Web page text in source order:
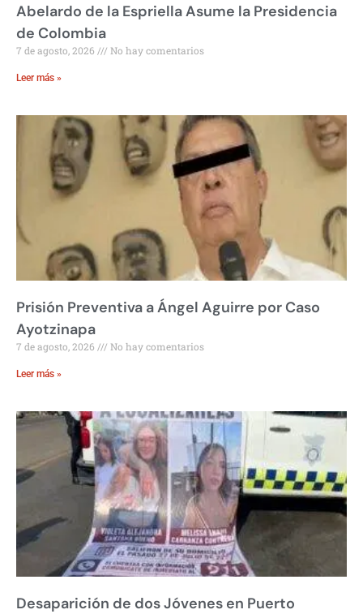
Abelardo de la Espriella Asume la Presidencia
de Colombia
7 de agosto, 2026 No hay comentarios
Leer más »
Prisión Preventiva a Ángel Aguirre por Caso
Ayotzinapa
7 de agosto, 2026 No hay comentarios
Leer más »
Desaparición de dos Jóvenes en Puerto